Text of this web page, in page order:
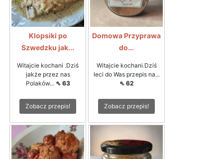
Klopsiki po
Szwedzku jak...
Witajcie kochani .Dziś
jakże przez nas
Polaków... ⇖ 63
Zobacz przepis!
Domowa Przyprawa
do...
Witajcie kochani.Dziś
leci do Was przepis na...
⇖ 62
Zobacz przepis!